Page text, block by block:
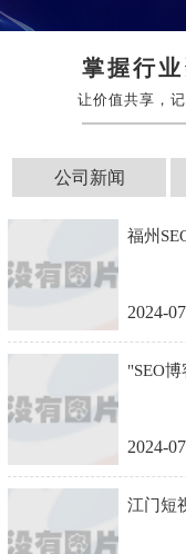
掌握行
让价值共享，
公司新闻
福州
2024-
"SEO
2024-
江门短